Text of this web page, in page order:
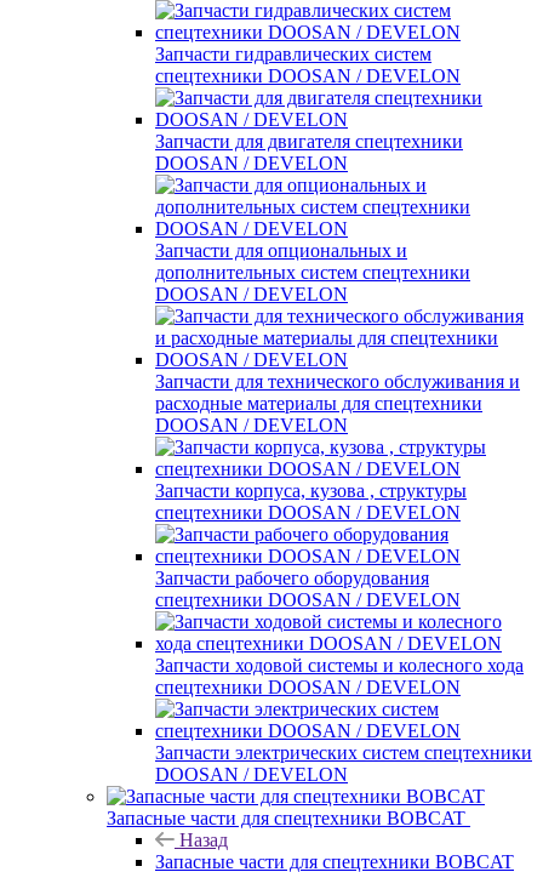
Запчасти гидравлических систем
спецтехники DOOSAN / DEVELON
Запчасти для двигателя спецтехники
DOOSAN / DEVELON
Запчасти для опциональных и
дополнительных систем спецтехники
DOOSAN / DEVELON
Запчасти для технического обслуживания и
расходные материалы для спецтехники
DOOSAN / DEVELON
Запчасти корпуса, кузова , структуры
спецтехники DOOSAN / DEVELON
Запчасти рабочего оборудования
спецтехники DOOSAN / DEVELON
Запчасти ходовой системы и колесного хода
спецтехники DOOSAN / DEVELON
Запчасти электрических систем спецтехники
DOOSAN / DEVELON
Запасные части для спецтехники BOBCAT
Назад
Запасные части для спецтехники BOBCAT